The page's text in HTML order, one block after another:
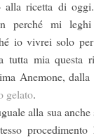
alla ricetta di
perché mi
io vivrei solo
tutta mia questa
Anemone,
gelato.
alla sua